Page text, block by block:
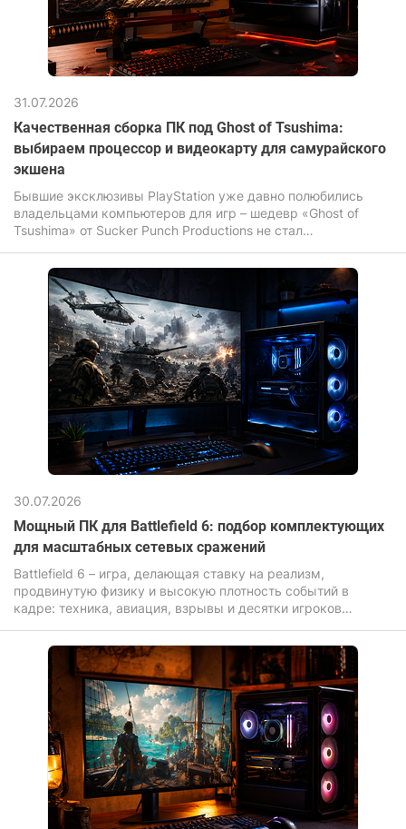
31.07.2026
Качественная сборка ПК под Ghost of Tsushima:
выбираем процессор и видеокарту для самурайского
экшена
Бывшие эксклюзивы PlayStation уже давно полюбились
владельцами компьютеров для игр – шедевр «Ghost of
Tsushima» от Sucker Punch Productions не стал
полями, летящими по ветру листьями сакуры и
неимоверной кинематографичностью динамичных
поединков на катанах.
30.07.2026
Мощный ПК для Battlefield 6: подбор комплектующих
для масштабных сетевых сражений
Battlefield 6 – игра, делающая ставку на реализм,
продвинутую физику и высокую плотность событий в
кадре: техника, авиация, взрывы и десятки игроков
сильнее, чем большинство современных новинок.